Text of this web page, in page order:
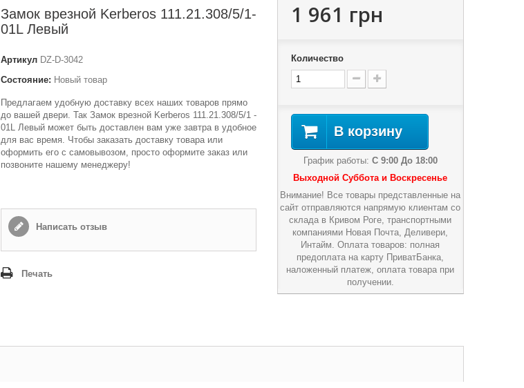
Замок врезной Kerberos 111.21.308/5/1-
01L Левый
Артикул DZ-D-3042
Состояние: Новый товар
Предлагаем удобную доставку всех наших товаров прямо
до вашей двери. Так Замок врезной Kerberos 111.21.308/5/1 -
01L Левый может быть доставлен вам уже завтра в удобное
для вас время. Чтобы заказать доставку товара или
оформить его с самовывозом, просто оформите заказ или
позвоните нашему менеджеру!
Написать отзыв
Печать
1 961 грн
Количество
В корзину
График работы: С 9:00 До 18:00
Выходной Суббота и Воскресенье
Внимание! Все товары представленные на
сайт отправляются напрямую клиентам со
склада в Кривом Роге, транспортными
компаниями Новая Почта, Деливери,
Интайм. Оплата товаров: полная
предоплата на карту ПриватБанка,
наложенный платеж, оплата товара при
получении.